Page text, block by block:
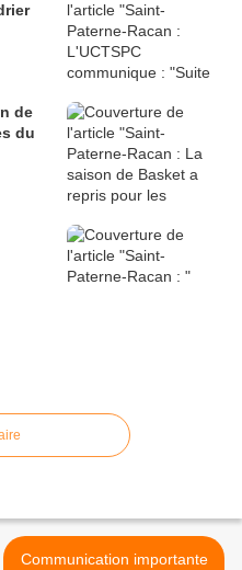
de
du
Communication importante